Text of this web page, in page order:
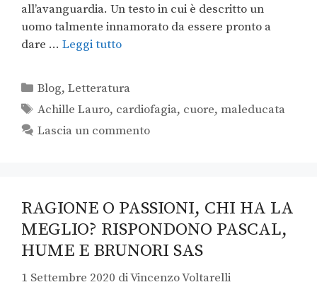
all’avanguardia. Un testo in cui è descritto un
uomo talmente innamorato da essere pronto a
dare … Leggi tutto
Blog,Letteratura
Achille Lauro, cardiofagia, cuore,maleducata
Lascia un commento
RAGIONE O PASSIONI, CHI HA LA
MEGLIO? RISPONDONO PASCAL,
HUME E BRUNORI SAS
1 Settembre 2020 diVincenzo Voltarelli